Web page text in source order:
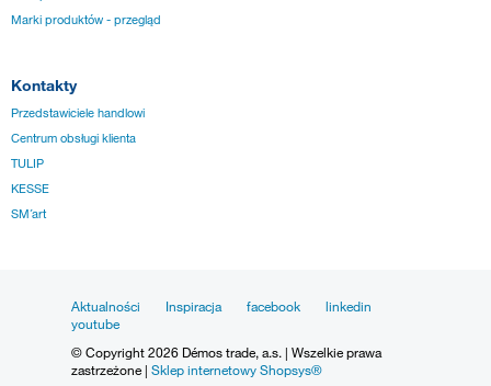
Marki produktów - przegląd
Kontakty
Przedstawiciele handlowi
Centrum obsługi klienta
TULIP
KESSE
SM´art
Aktualności Inspiracja facebook
linkedin
youtube
© Copyright 2026 Démos trade, a.s. | Wszelkie prawa
zastrzeżone | Sklep internetowy Shopsys®